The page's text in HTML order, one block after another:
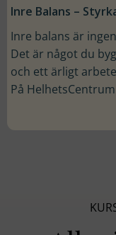
Inre Balans –
Inre balans är
Det är något du
och ett ärligt
På